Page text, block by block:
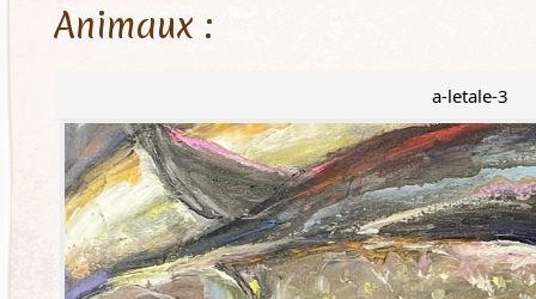
Animaux :
a-letale-3